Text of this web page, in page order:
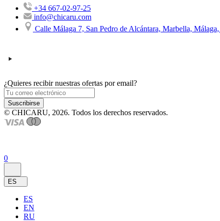
+34 667-02-97-25
info@chicaru.com
Calle Málaga 7, San Pedro de Alcántara, Marbella, Málaga,
¿Quieres recibir nuestras ofertas por email?
Suscribirse
© CHICARU, 2026. Todos los derechos reservados.
0
ES
ES
EN
RU